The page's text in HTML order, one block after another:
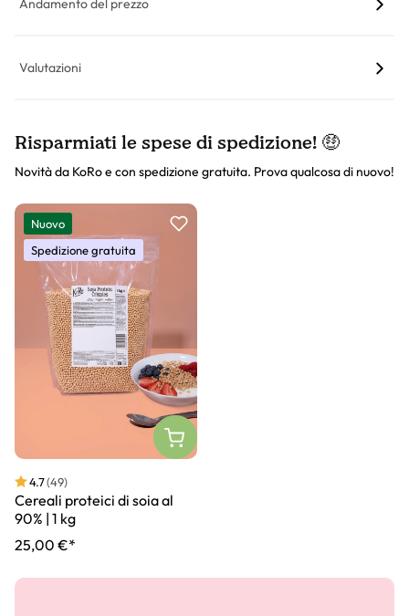
Andamento del prezzo
Valutazioni
Risparmiati le spese di spedizione! 🤑
Novità da KoRo e con spedizione gratuita. Prova qualcosa di nuovo!
Slider prodotto
Nuovo
Spedizione gratuita
4.7(49)
Cereali proteici di soia al
90% | 1 kg
25,00 €*